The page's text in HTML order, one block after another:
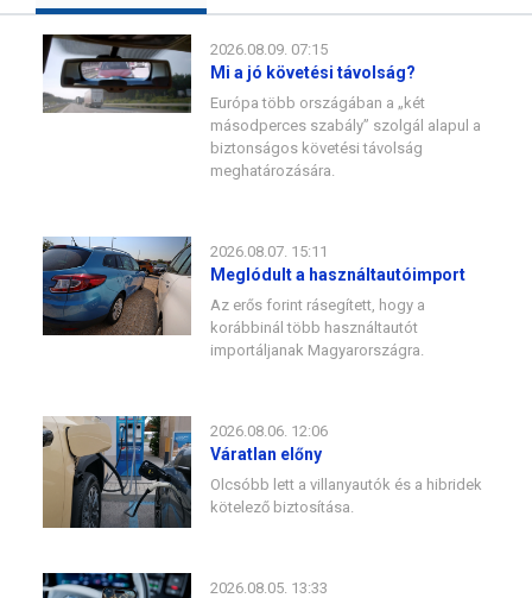
2026.08.09. 07:15
Mi a jó követési távolság?
Európa több országában a „két
másodperces szabály” szolgál alapul a
biztonságos követési távolság
meghatározására.
2026.08.07. 15:11
Meglódult a használtautóimport
Az erős forint rásegített, hogy a
korábbinál több használtautót
importáljanak Magyarországra.
2026.08.06. 12:06
Váratlan előny
Olcsóbb lett a villanyautók és a hibridek
kötelező biztosítása.
2026.08.05. 13:33